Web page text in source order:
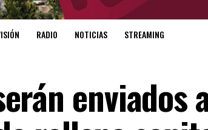
RADIO NOTICIAS STREAMING
enviados